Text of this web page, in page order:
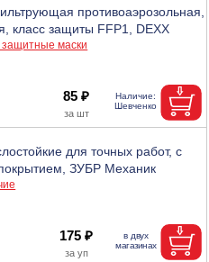
противоаэрозольная,
класс защиты FFP1, DEXX
маски
85 ₽
для точных работ, с
ЗУБР Механик
175 ₽